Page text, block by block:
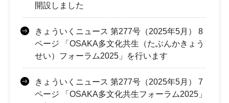
開設しました
きょういくニュース 第277号（2025年5月） 8
ページ 「OSAKA多文化共生（たぶんかきょう
せい）フォーラム2025」を行います
きょういくニュース 第277号（2025年5月） 7
ページ 「OSAKA多文化共生フォーラム2025」